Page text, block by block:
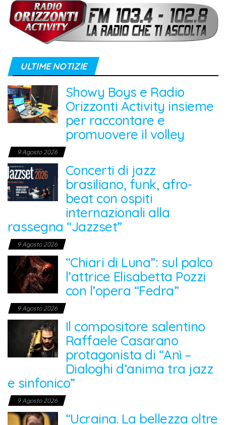
ULTIME NOTIZIE
Showy Boys e Radio
Orizzonti Activity insieme
per raccontare e
promuovere il volley
9 Agosto 2026
Concerti di jazz
brasiliano, funk, afro-
beat con ospiti
internazionali alla
rassegna “Jazzset”
9 Agosto 2026
“Chiari di Luna”: sul palco
l’attrice Elisabetta Pozzi
con l’opera “Fedra”
9 Agosto 2026
Il compositore salentino
Raffaele Casarano
protagonista di “Anì –
Dialoghi d’anima tra jazz
e sinfonico”
9 Agosto 2026
“Ucraina. La bellezza oltre